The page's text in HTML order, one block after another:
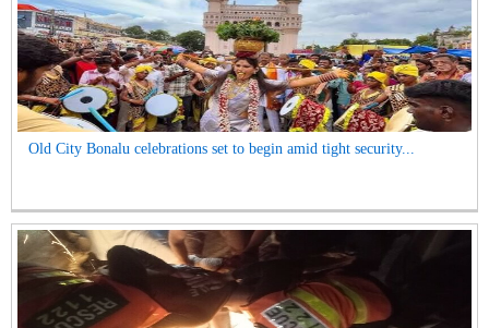
Old City Bonalu celebrations set to begin amid tight security...